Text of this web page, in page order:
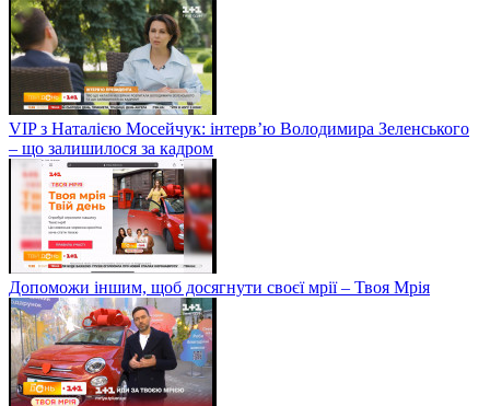
VIP з Наталією Мосейчук: інтерв’ю Володимира Зеленського
– що залишилося за кадром
Допоможи іншим, щоб досягнути своєї мрії – Твоя Мрія